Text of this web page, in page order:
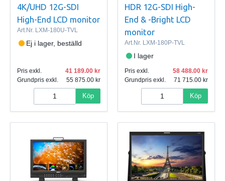
4K/UHD 12G-SDI
High-End LCD monitor
Art.Nr. LXM-180U-TVL
Ej i lager, beställd
Pris exkl.
41 189.00
Grundpris exkl.
55 875.00
Köp
HDR 12G-SDI High-
End & -Bright LCD
monitor
Art.Nr. LXM-180P-TVL
I lager
Pris exkl.
58 488.00
Grundpris exkl.
71 715.00
Köp